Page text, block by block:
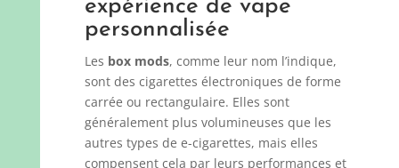
expérience de vape
personnalisée
Les box mods, comme leur nom l’indique,
sont des cigarettes électroniques de forme
carrée ou rectangulaire. Elles sont
généralement plus volumineuses que les
autres types de e-cigarettes, mais elles
compensent cela par leurs performances et